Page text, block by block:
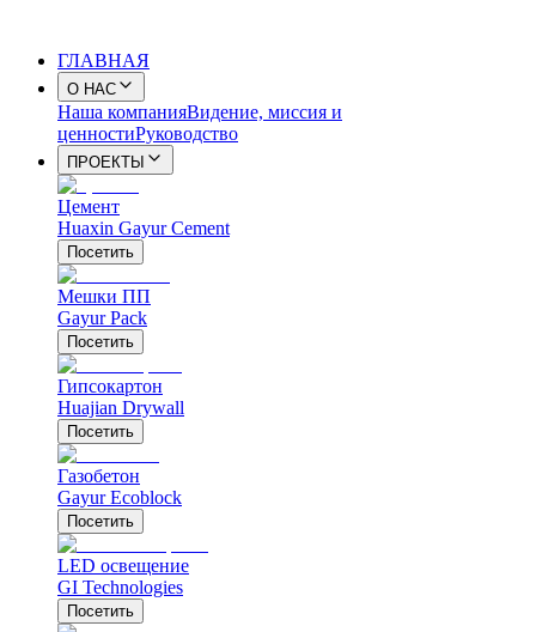
ГЛАВНАЯ
О НАС
Наша компанияВидение, миссия и
ценностиРуководство
ПРОЕКТЫ
Цемент
Huaxin Gayur Cement
Посетить
Мешки ПП
Gayur Pack
Посетить
Гипсокартон
Huajian Drywall
Посетить
Газобетон
Gayur Ecoblock
Посетить
LED освещение
GI Technologies
Посетить